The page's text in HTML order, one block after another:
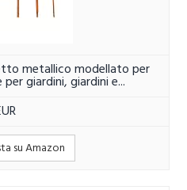
metallico modellato per
giardini, giardini e...
su Amazon